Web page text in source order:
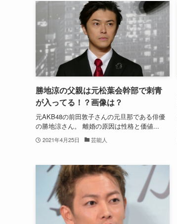
勝地涼の父親は元松葉会幹部で刺青
が入ってる！？画像は？
元AKB48の前田敦子さんの元旦那である俳優
の勝地涼さん。 離婚の原因は性格と価値...
2021年4月25日 芸能人